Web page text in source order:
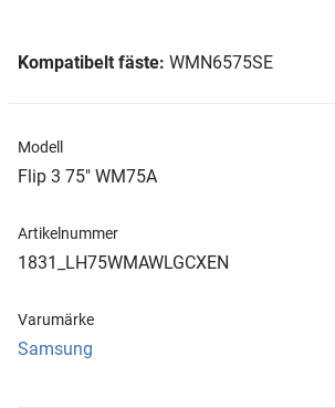
Kompatibelt fäste: WMN6575SE
Modell
Flip 3 75" WM75A
Artikelnummer
1831_LH75WMAWLGCXEN
Varumärke
Samsung